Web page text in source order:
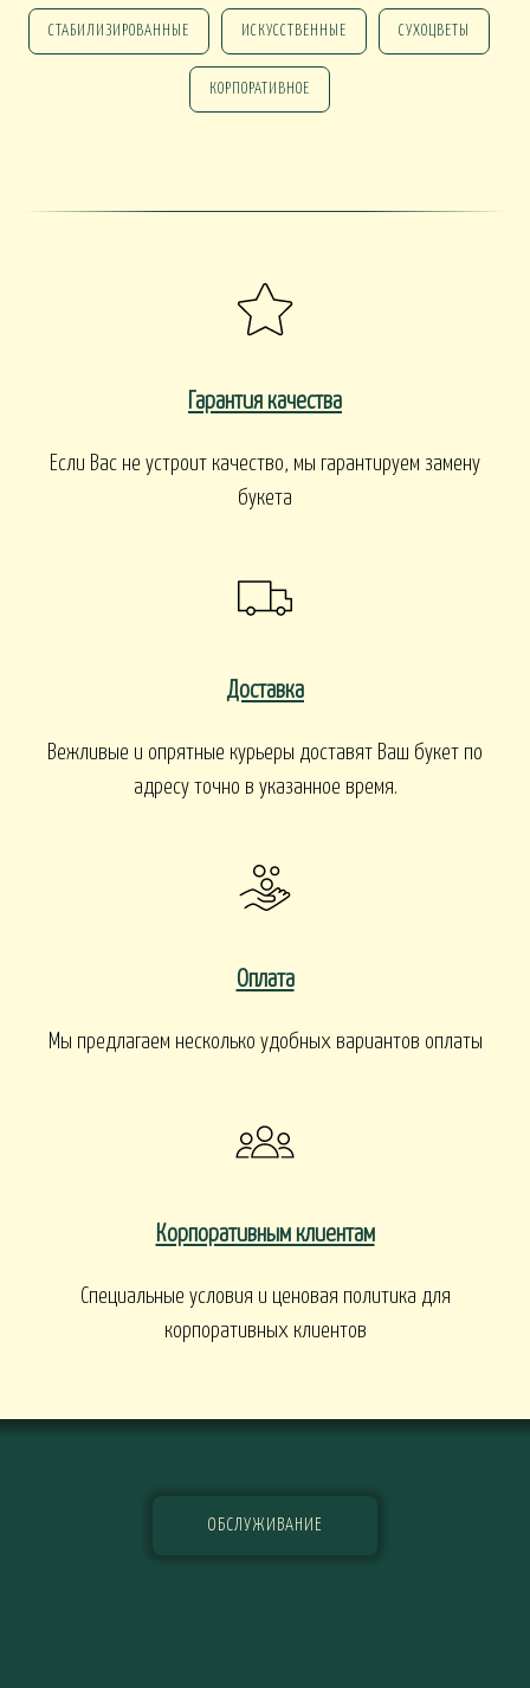
СТАБИЛИЗИРОВАННЫЕ ИСКУССТВЕННЫЕ СУХОЦВЕТЫ
КОРПОРАТИВНОЕ
Гарантия качества
Если Вас не устроит качество, мы гарантируем замену
букета
Доставка
Вежливые и опрятные курьеры доставят Ваш букет по
адресу точно в указанное время.
Оплата
Мы предлагаем несколько удобных вариантов оплаты
Корпоративным клиентам
Специальные условия и ценовая политика для
корпоративных клиентов
ОБСЛУЖИВАНИЕ